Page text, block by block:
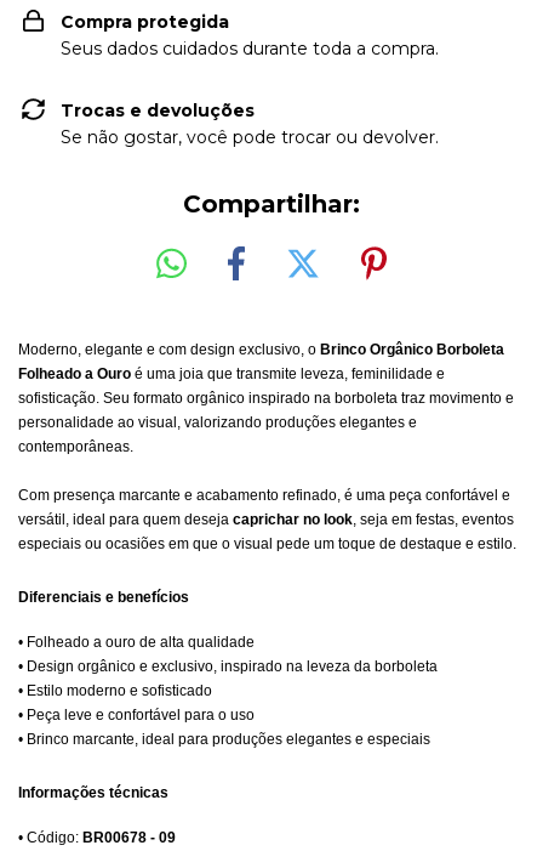
Compra protegida
Seus dados cuidados durante toda a compra.
Trocas e devoluções
Se não gostar, você pode trocar ou devolver.
Compartilhar:
Moderno, elegante e com design exclusivo, o Brinco Orgânico Borboleta
Folheado a Ouro é uma joia que transmite leveza, feminilidade e
sofisticação. Seu formato orgânico inspirado na borboleta traz movimento e
personalidade ao visual, valorizando produções elegantes e
contemporâneas.
Com presença marcante e acabamento refinado, é uma peça confortável e
versátil, ideal para quem deseja caprichar no look , seja em festas, eventos
especiais ou ocasiões em que o visual pede um toque de destaque e estilo.
Diferenciais e benefícios
• Folheado a ouro de alta qualidade
• Design orgânico e exclusivo, inspirado na leveza da borboleta
• Estilo moderno e sofisticado
• Peça leve e confortável para o uso
• Brinco marcante, ideal para produções elegantes e especiais
Informações técnicas
• Código: BR00678 - 09